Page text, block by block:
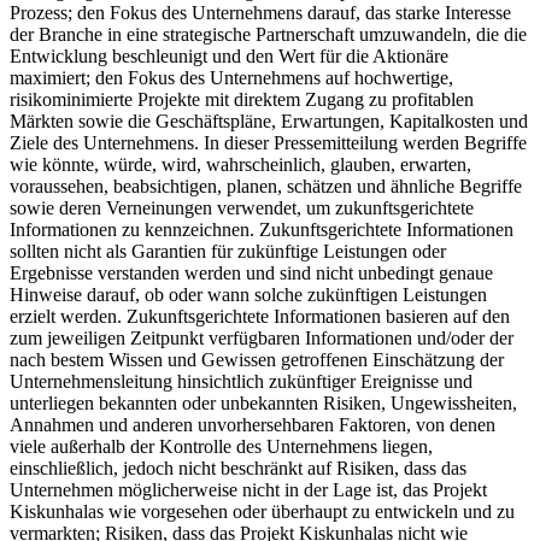
Prozess; den Fokus des Unternehmens darauf, das starke Interesse
der Branche in eine strategische Partnerschaft umzuwandeln, die die
Entwicklung beschleunigt und den Wert für die Aktionäre
maximiert; den Fokus des Unternehmens auf hochwertige,
risikominimierte Projekte mit direktem Zugang zu profitablen
Märkten sowie die Geschäftspläne, Erwartungen, Kapitalkosten und
Ziele des Unternehmens. In dieser Pressemitteilung werden Begriffe
wie könnte, würde, wird, wahrscheinlich, glauben, erwarten,
voraussehen, beabsichtigen, planen, schätzen und ähnliche Begriffe
sowie deren Verneinungen verwendet, um zukunftsgerichtete
Informationen zu kennzeichnen. Zukunftsgerichtete Informationen
sollten nicht als Garantien für zukünftige Leistungen oder
Ergebnisse verstanden werden und sind nicht unbedingt genaue
Hinweise darauf, ob oder wann solche zukünftigen Leistungen
erzielt werden. Zukunftsgerichtete Informationen basieren auf den
zum jeweiligen Zeitpunkt verfügbaren Informationen und/oder der
nach bestem Wissen und Gewissen getroffenen Einschätzung der
Unternehmensleitung hinsichtlich zukünftiger Ereignisse und
unterliegen bekannten oder unbekannten Risiken, Ungewissheiten,
Annahmen und anderen unvorhersehbaren Faktoren, von denen
viele außerhalb der Kontrolle des Unternehmens liegen,
einschließlich, jedoch nicht beschränkt auf Risiken, dass das
Unternehmen möglicherweise nicht in der Lage ist, das Projekt
Kiskunhalas wie vorgesehen oder überhaupt zu entwickeln und zu
vermarkten; Risiken, dass das Projekt Kiskunhalas nicht wie